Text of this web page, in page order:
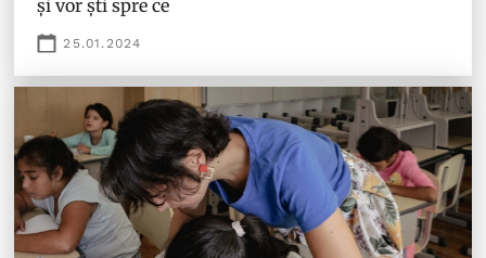
și vor ști spre ce
25.01.2024